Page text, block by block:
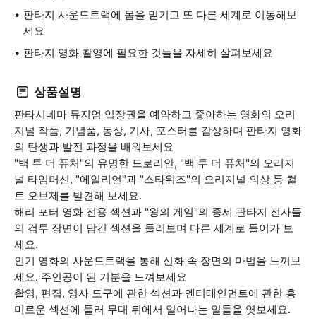
판타지 사운드트랙에 몸을 맡기고 또 다른 세계로 이동해보
세요
판타지 영화 촬영에 필요한 것들을 자세히 살펴보세요
상품설명
판타시네마 뮤지엄 입장권을 예약하고 좋아하는 영화의 오리
지널 작품, 기념품, 동상, 기사, 포스터를 감상하며 판타지 영화
의 탄생과 발전 과정을 배워보세요
"백 투 더 퓨처"의 유명한 드로리안, "백 투 더 퓨처"의 오리지
널 타임머신, "에일리언"과 "스타워즈"의 오리지널 의상 등 컬
트 오브제를 발견해 보세요.
해리 포터 영화 전용 섹션과 "왕의 게임"의 중세 판타지 전사들
의 검투 장면이 담긴 섹션을 둘러보며 다른 세계로 들어가 보
세요.
인기 영화의 사운드트랙을 통해 신화 속 장면의 마법을 느껴보
세요. 주인공이 된 기분을 느껴보세요
촬영, 편집, 영사 도구에 관한 섹션과 엔터테인먼트에 관한 흥
미로운 섹션에 들러 무대 뒤에서 일어나는 일들을 엿보세요.